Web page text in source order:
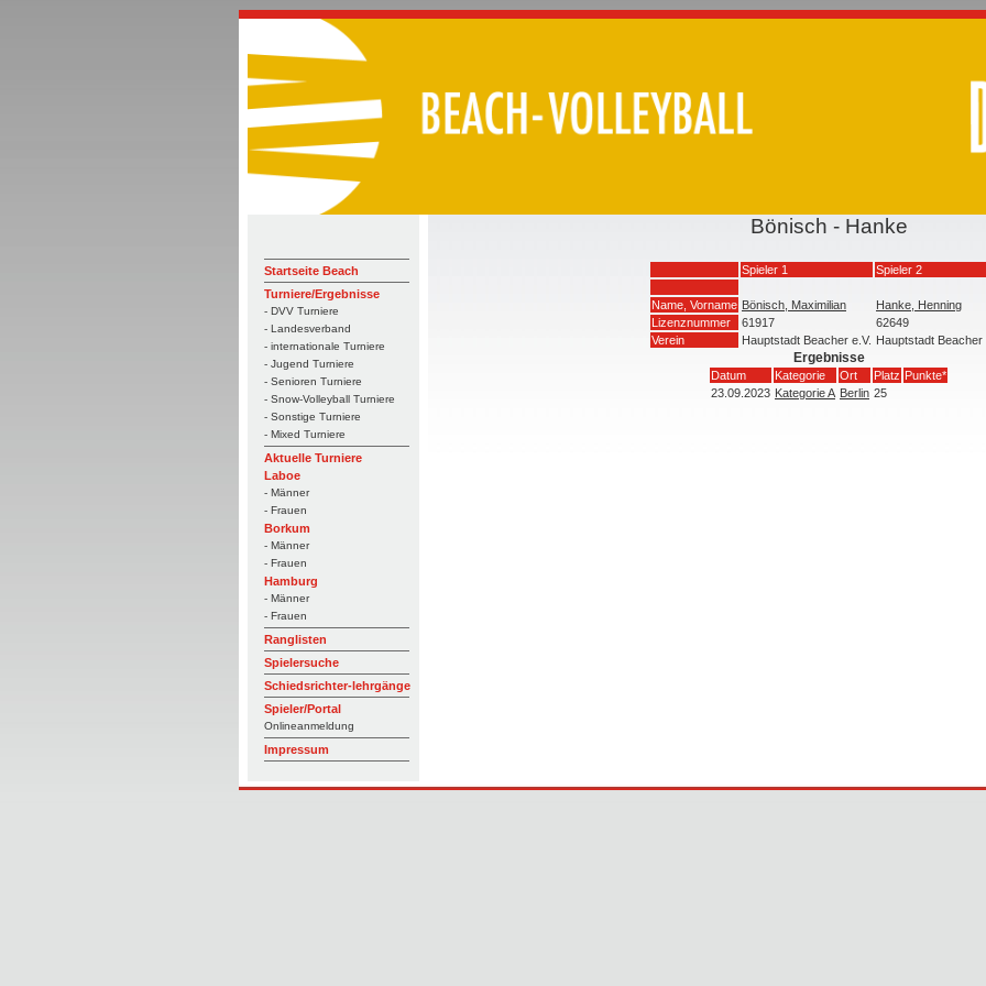
Startseite Beach
Turniere/Ergebnisse
- DVV Turniere
- Landesverband
- internationale Turniere
- Jugend Turniere
- Senioren Turniere
- Snow-Volleyball Turniere
- Sonstige Turniere
- Mixed Turniere
Aktuelle Turniere
Laboe
- Männer
- Frauen
Borkum
- Männer
- Frauen
Hamburg
- Männer
- Frauen
Ranglisten
Spielersuche
Schiedsrichter-lehrgänge
Spieler/Portal
Onlineanmeldung
Impressum
Bönisch - Hanke
Spieler 1 Spieler 2
Name, Vorname Bönisch, Maximilian
Hanke, Henning
Lizenznummer
61917
62649
Verein
Hauptstadt Beacher e.V. Hauptstadt Beacher
Ergebnisse
Datum Kategorie Ort Platz Punkte*
23.09.2023 Kategorie A Berlin 25